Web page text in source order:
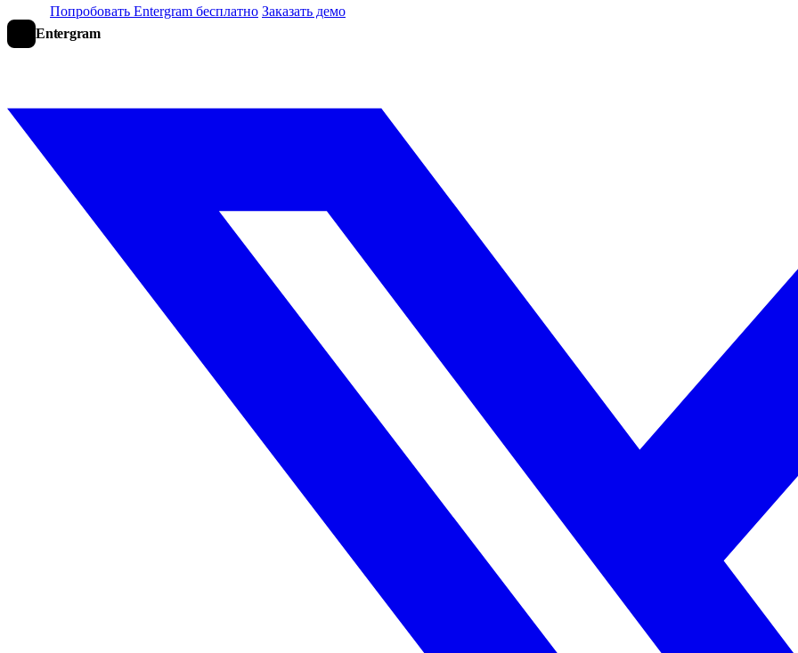
Попробовать Entergram бесплатно Заказать демо
Entergram